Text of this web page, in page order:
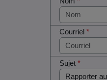
Courriel*
Sujet*